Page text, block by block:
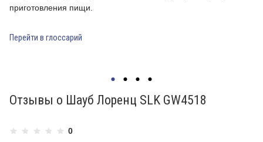
приготовления пищи.
Перейти в глоссарий
Отзывы о Шауб Лоренц SLK GW4518
0